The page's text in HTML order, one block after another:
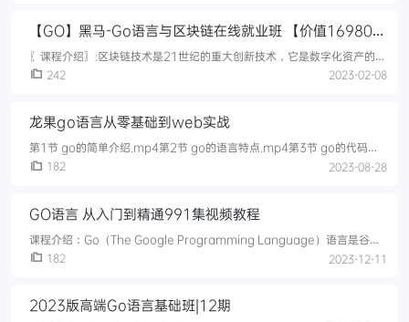
课程内容、项目展示效果，通过思维导势图等工具展示课程内容安排情况
【GO】黑马-Go语言与区块链在线就业班 【价值16980
元】
〖课程介绍〗:区块链技术是21世纪的重大创新技术，它是数字化资产的分
布式账本，是构建价值互联网的基石，是驱动分享经济发展的新引擎。Go
以太坊，分布式微服务，hyperledger等技术要点，旨在打造基础扎实、
242 2023-02-08
龙果go语言从零基础到web实战
第1节 go的简单介绍.mp4第2节 go的语言特点.mp4第3节 go的代码演
示.mp4第4节 go语言的安装介绍.mp4第5节 go语言的windows和
182 2023-08-28
GO语言 从入门到精通991集视频教程
课程介绍：Go（The Google Programming Language）语言是谷歌
2009年发布的第二款开源编程语言。Go语言专门针对多处理器系统应用
182 2023-12-11
2023版高端Go语言基础班|12期